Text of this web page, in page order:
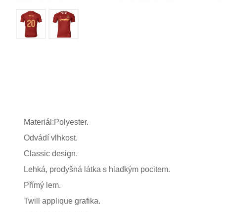
Materiál:Polyester.
Odvádí vlhkost.
Classic design.
Lehká, prodyšná látka s hladkým pocitem.
Přímý lem.
Twill applique grafika.